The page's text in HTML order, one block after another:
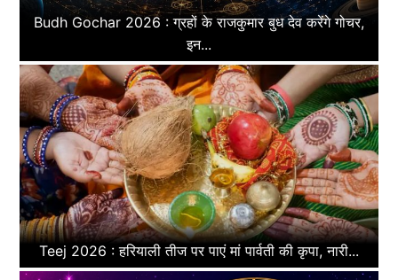
Budh Gochar 2026 : ग्रहों के राजकुमार बुध देव करेंगे गोचर,
इन...
Teej 2026 : हरियाली तीज पर पाएं मां पार्वती की कृपा, नारी...